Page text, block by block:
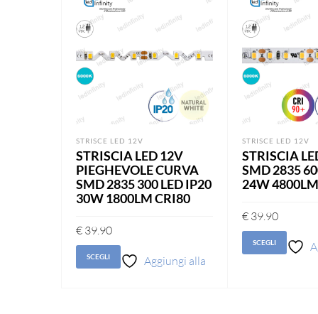
STRISCE LED 12V
STRISCIA LED 12V
PIEGHEVOLE CURVA
SMD 2835 300 LED IP20
30W 1800LM CRI80
€ 39.90
SCEGLI
Aggiungi alla
STRISCE LED 12V
STRISCIA
SMD 2835
24W
€ 39.90
SCEGLI